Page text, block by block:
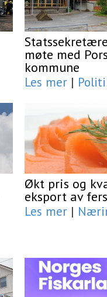
møte med
kommune
Les mer |
Økt pris og
eksport av
Les mer |